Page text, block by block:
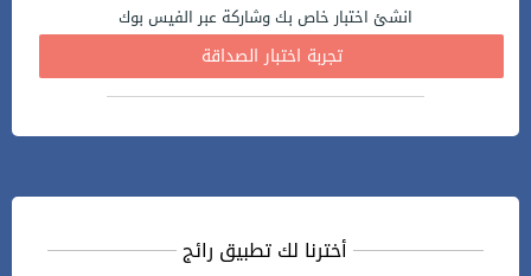
انشئ اختبار خاص بك وشاركة عبر الفيس بوك
تجربة اختبار الصداقة
أخترنا لك تطبيق رائج